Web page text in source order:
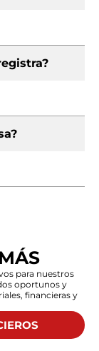
para nuestros
oportunos y
financieras y